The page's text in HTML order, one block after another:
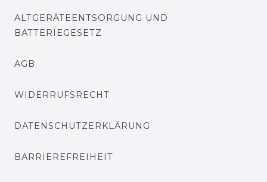
ALTGERÄTEENTSORGUNG UND
BATTERIEGESETZ
AGB
WIDERRUFSRECHT
DATENSCHUTZERKLÄRUNG
BARRIEREFREIHEIT